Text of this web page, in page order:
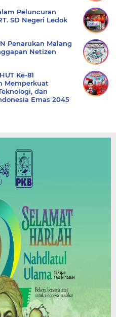
Peluncuran
SD Negeri Ledok
Penarukan Malang
Netizen
Ke-81
Memperkuat
dan
Emas 2045